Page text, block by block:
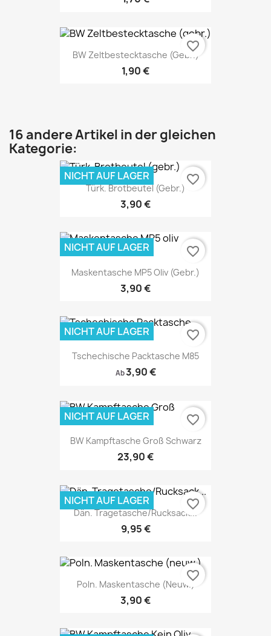
BW Zeltbestecktasche (gebr.)
1,90 €
favorite_border
16 andere Artikel in der gleichen
Kategorie:
Türk. Brotbeutel (gebr.)
3,90 €
NICHT AUF LAGER favorite_border
Maskentasche MP5 Oliv (gebr.)
3,90 €
NICHT AUF LAGER favorite_border
Tschechische Packtasche M85
Ab3,90 €
NICHT AUF LAGER favorite_border
BW Kampftasche Groß Schwarz
23,90 €
NICHT AUF LAGER favorite_border
Dän. Tragetasche/Rucksack...
9,95 €
NICHT AUF LAGER favorite_border
Poln. Maskentasche (neuw.)
3,90 €
favorite_border